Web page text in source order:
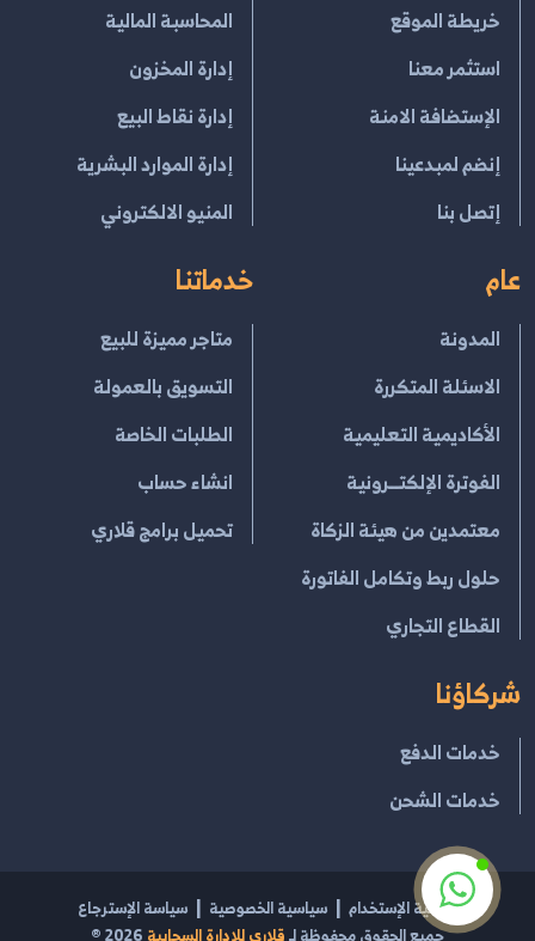
خريطة الموقع
استثمر معنا
الإستضافة الامنة
إنضم لمبدعينا
إتصل بنا
المحاسبة المالية
إدارة المخزون
إدارة نقاط البيع
إدارة الموارد البشرية
المنيو الالكتروني
عام
المدونة
الاسئلة المتكررة
الأكاديمية التعليمية
الفوترة الإلكتــرونية
معتمدين من هيئة الزكاة
حلول ربط وتكامل الفاتورة
القطاع التجاري
خدماتنا
متاجر مميزة للبيع
التسويق بالعمولة
الطلبات الخاصة
انشاء حساب
تحميل برامج قلاري
شركاؤنا
خدمات الدفع
خدمات الشحن
إتفاقية الإستخدام سياسية الخصوصية
سياسة الإسترجاع